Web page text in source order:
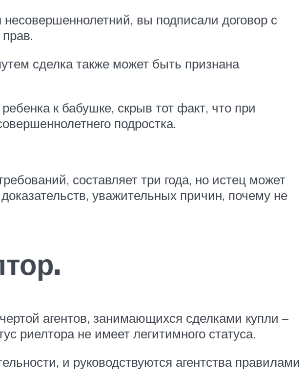
вы подписали договор с
сделка также может быть признана
к бабушке, скрыв тот факт, что при
подростка.
составляет три года, но истец может
уважительных причин, почему не
агентов, занимающихся сделками купли –
риелтора не имеет легитимного статуса.
и руководствуются агентства правилами